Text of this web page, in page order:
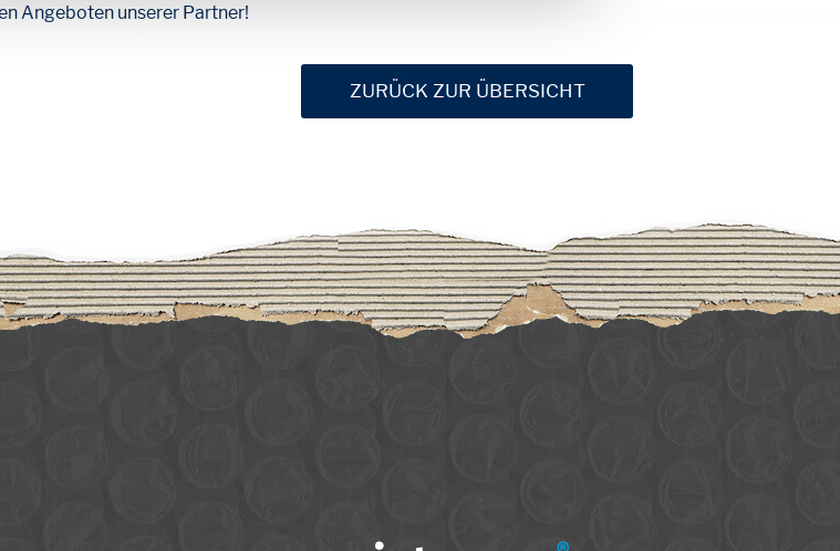
Angeboten unserer Partner!
ZURÜCK ZUR ÜBERSICHT